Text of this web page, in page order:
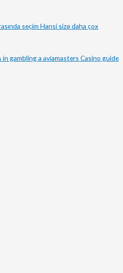
seçim Hansi sizə daha çox
gambling a aviamasters Casino guide